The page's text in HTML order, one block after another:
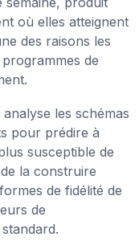
où elles atteignent
des raisons les
de
les schémas
pour prédire à
susceptible de
la construire
de fidélité de
de